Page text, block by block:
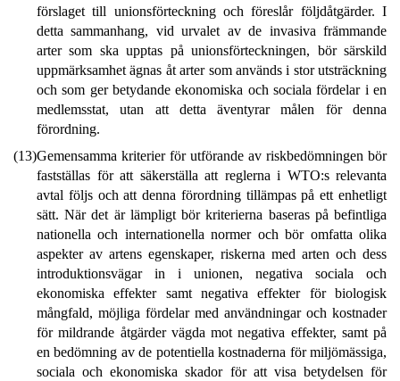
förslaget till unionsförteckning och föreslår följdåtgärder. I
detta sammanhang, vid urvalet av de invasiva främmande
arter som ska upptas på unionsförteckningen, bör särskild
uppmärksamhet ägnas åt arter som används i stor utsträckning
och som ger betydande ekonomiska och sociala fördelar i en
medlemsstat, utan att detta äventyrar målen för denna
förordning.
(13)Gemensamma kriterier för utförande av riskbedömningen bör
fastställas för att säkerställa att reglerna i WTO:s relevanta
avtal följs och att denna förordning tillämpas på ett enhetligt
sätt. När det är lämpligt bör kriterierna baseras på befintliga
nationella och internationella normer och bör omfatta olika
aspekter av artens egenskaper, riskerna med arten och dess
introduktionsvägar in i unionen, negativa sociala och
ekonomiska effekter samt negativa effekter för biologisk
mångfald, möjliga fördelar med användningar och kostnader
för mildrande åtgärder vägda mot negativa effekter, samt på
en bedömning av de potentiella kostnaderna för miljömässiga,
sociala och ekonomiska skador för att visa betydelsen för